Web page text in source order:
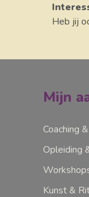
Heb jij
Mijn
Coaching
Opleiding
Kunst &